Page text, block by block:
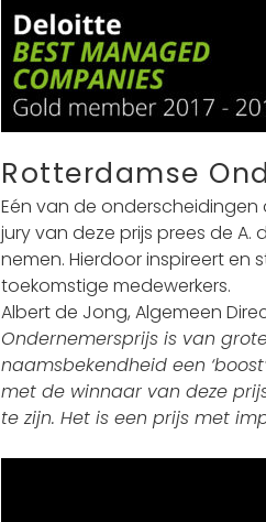
Rotterdamse
Eén van de
jury van deze prijs prees de
nemen. Hierdoor inspireert en
toekomstige medewerkers.
Albert de Jong, Algemeen
Ondernemersprijs is van
naamsbekendheid een
met de winnaar van deze
te zijn. Het is een prijs met